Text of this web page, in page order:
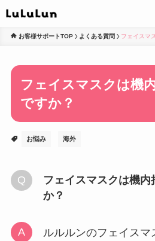
お客様サポートTOP よくある質問 フェイスマ
フェイスマスクは機
ですか？
お悩み 海外
フェイスマスクは機
か？
ルルルンのフェイス